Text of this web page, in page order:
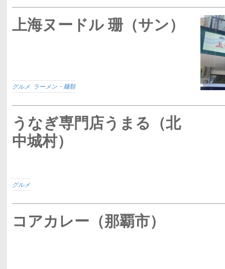
上海ヌードル 珊（サン）
グルメ ラーメン・麺類
うなぎ専門店うまる（北
中城村）
グルメ
コアカレー（那覇市）